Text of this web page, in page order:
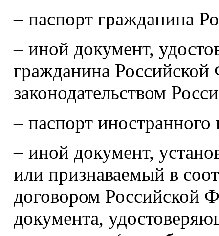
– паспорт гражданина
– иной документ,
гражданина Российской
законодательством
– паспорт
– иной документ,
или признаваемый в
договором Российской
документа,